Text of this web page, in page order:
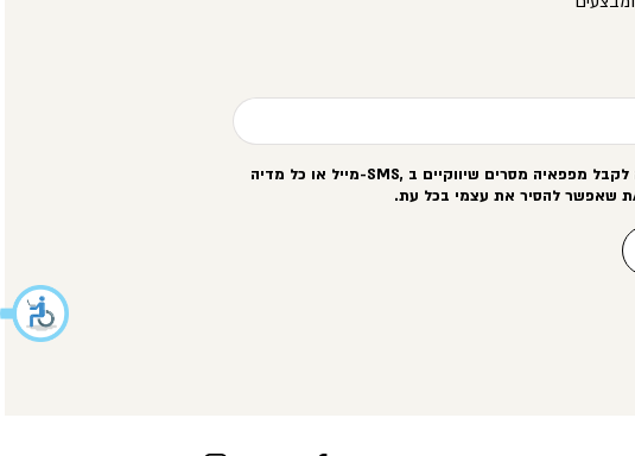
לקבל מפפאיה מסרים שיווקיים ב -SMS,מייל או כל מדיה
ת שאפשר להסיר את עצמי בכל עת.